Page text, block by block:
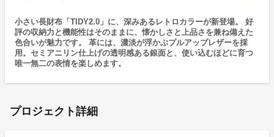
小さい長財布「TIDY2.0」に、深みあるレトロカラーが新登場。 好
評の収納力と機能性はそのままに、懐かしさと上品さを兼ね備えた
色合いが魅力です。 革には、濃淡が浮かぶプルアップレザーを採
用。セミアニリン仕上げの透明感ある銀面と、使い込むほどに育つ
唯一無二の表情を楽しめます。
プロジェクト詳細